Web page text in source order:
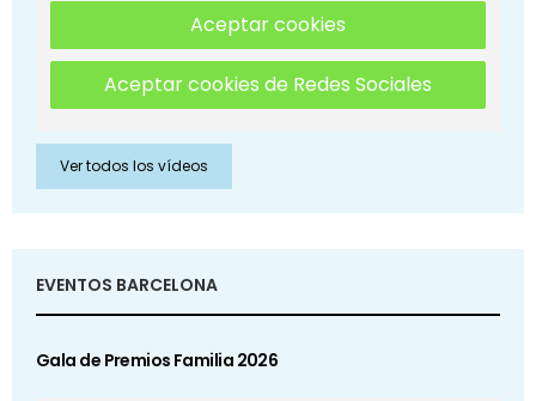
Aceptar cookies
Aceptar cookies de Redes Sociales
Ver todos los vídeos
EVENTOS BARCELONA
Gala de Premios Familia 2026